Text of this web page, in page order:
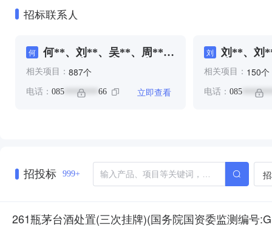
招标联系人
何
何**、刘**、吴**、周**、
杨**、汪**、潘**、耿**、
高**、高**
相关项目： 887个
电话： 085 ******** 66 立即查看
刘
刘**、刘
雷**、高
相关项目： 150个
电话： 085
招投标 999+
261瓶茅台酒处置(三次挂牌)(国务院国资委监测编号